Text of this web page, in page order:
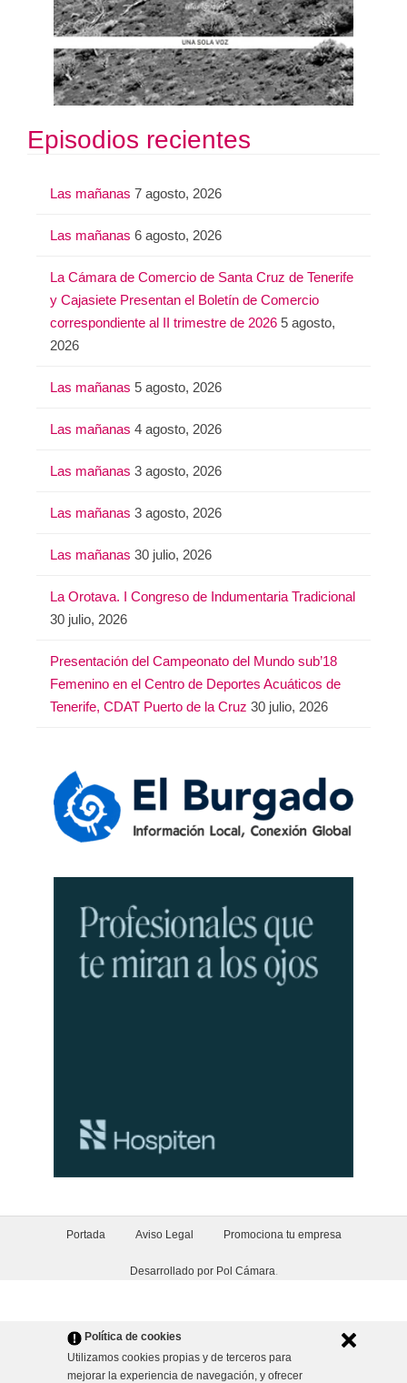
Política de cookies
Utilizamos cookies propias y de terceros para
mejorar la experiencia de navegación, y ofrecer
Episodios recientes
Las mañanas 7 agosto, 2026
Las mañanas 6 agosto, 2026
La Cámara de Comercio de Santa Cruz de Tenerife
y Cajasiete Presentan el Boletín de Comercio
correspondiente al II trimestre de 2026 5 agosto,
2026
Las mañanas 5 agosto, 2026
Las mañanas 4 agosto, 2026
Las mañanas 3 agosto, 2026
Las mañanas 3 agosto, 2026
Las mañanas 30 julio, 2026
La Orotava. I Congreso de Indumentaria Tradicional
30 julio, 2026
Presentación del Campeonato del Mundo sub’18
Femenino en el Centro de Deportes Acuáticos de
Tenerife, CDAT Puerto de la Cruz 30 julio, 2026
Portada Aviso Legal Promociona tu empresa
Desarrollado por Pol Cámara.